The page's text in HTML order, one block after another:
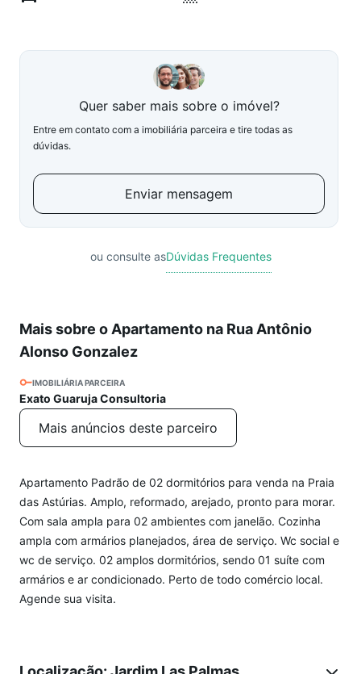
Quer saber mais sobre o imóvel?
Entre em contato com a imobiliária parceira e tire todas as
dúvidas.
Enviar mensagem
ou consulte asDúvidas Frequentes
Mais sobre o Apartamento na Rua Antônio
Alonso Gonzalez
IMOBILIÁRIA PARCEIRA
Exato Guaruja Consultoria
Mais anúncios deste parceiro
Apartamento Padrão de 02 dormitórios para venda na Praia
das Astúrias. Amplo, reformado, arejado, pronto para morar.
Com sala ampla para 02 ambientes com janelão. Cozinha
ampla com armários planejados, área de serviço. Wc social e
wc de serviço. 02 amplos dormitórios, sendo 01 suíte com
armários e ar condicionado. Perto de todo comércio local.
Agende sua visita.